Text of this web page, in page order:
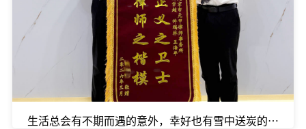
生活总会有不期而遇的意外，幸好也有雪中送炭的温暖。